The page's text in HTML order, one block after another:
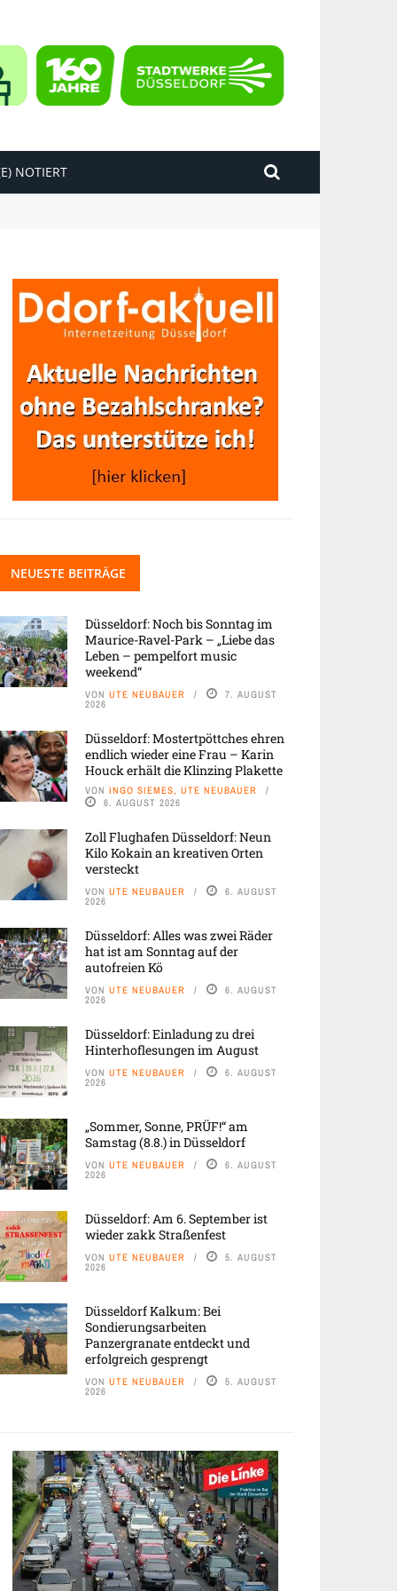
NOTIERT
NEUESTE BEITRÄGE
Düsseldorf: Noch bis Sonntag im
Maurice-Ravel-Park – „Liebe das
Leben – pempelfort music
weekend“
VON UTE NEUBAUER 7. AUGUST
2026
Düsseldorf: Mostertpöttches ehren
endlich wieder eine Frau – Karin
Houck erhält die Klinzing Plakette
VON INGO SIEMES, UTE NEUBAUER
6. AUGUST 2026
Zoll Flughafen Düsseldorf: Neun
Kilo Kokain an kreativen Orten
versteckt
VON UTE NEUBAUER 6. AUGUST
2026
Düsseldorf: Alles was zwei Räder
hat ist am Sonntag auf der
autofreien Kö
VON UTE NEUBAUER 6. AUGUST
2026
Düsseldorf: Einladung zu drei
Hinterhoflesungen im August
VON UTE NEUBAUER 6. AUGUST
2026
„Sommer, Sonne, PRÜF!“ am
Samstag (8.8.) in Düsseldorf
VON UTE NEUBAUER 6. AUGUST
2026
Düsseldorf: Am 6. September ist
wieder zakk Straßenfest
VON UTE NEUBAUER 5. AUGUST
2026
Düsseldorf Kalkum: Bei
Sondierungsarbeiten
Panzergranate entdeckt und
erfolgreich gesprengt
VON UTE NEUBAUER 5. AUGUST
2026